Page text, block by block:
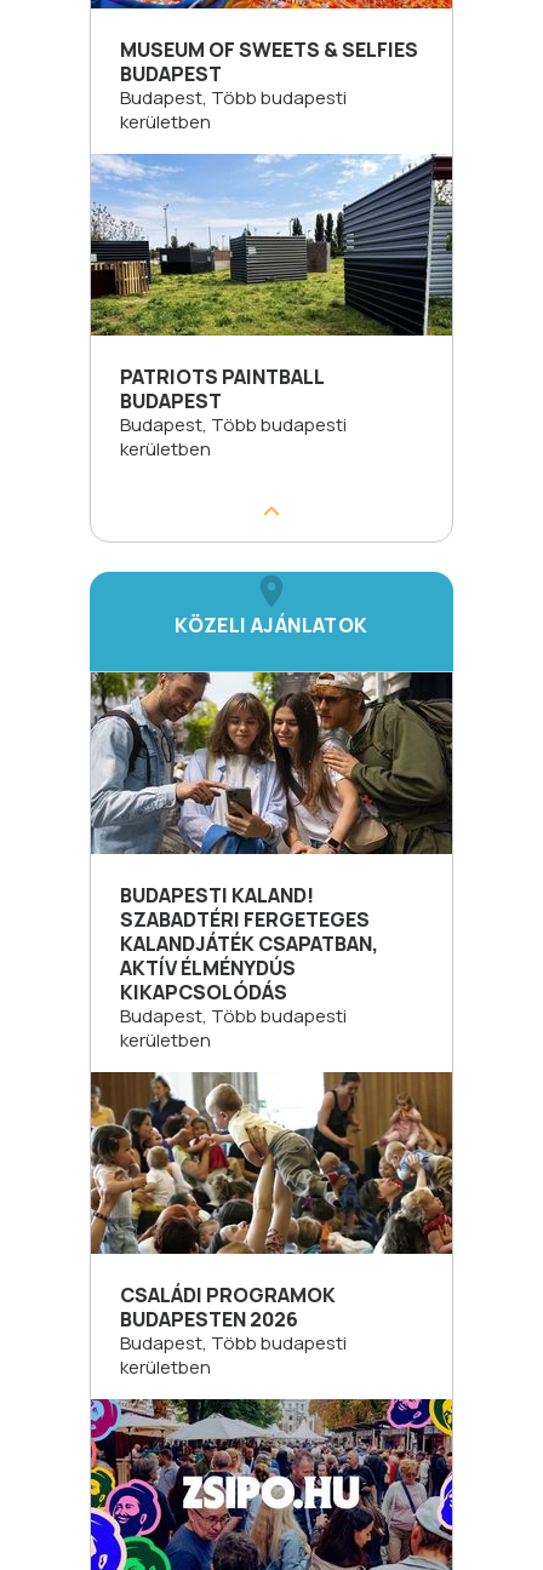
MUSEUM OF SWEETS & SELFIES
BUDAPEST
Budapest, Több budapesti
kerületben
PATRIOTS PAINTBALL
BUDAPEST
Budapest, Több budapesti
kerületben
KÖZELI AJÁNLATOK
BUDAPESTI KALAND!
SZABADTÉRI FERGETEGES
KALANDJÁTÉK CSAPATBAN,
AKTÍV ÉLMÉNYDÚS
KIKAPCSOLÓDÁS
Budapest, Több budapesti
kerületben
CSALÁDI PROGRAMOK
BUDAPESTEN 2026
Budapest, Több budapesti
kerületben